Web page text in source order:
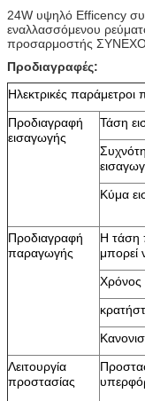
24W υψηλό Efficency
εναλλασσόμενου
προσαρμοστής
Προδιαγραφές:
Ηλεκτρικές παράμετροι
Προδιαγραφή
εισαγωγής
Τάση
Κύμα
Προδιαγραφή
παραγωγής
Η τάση
μπορεί
Χρόνος
Λειτουργία
προστασίας